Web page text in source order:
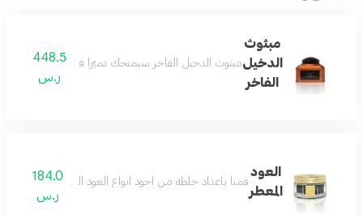
مبثوث
الدخيل
الفاخر
مبثوث الدخيل الفاخر سيمنحك تميّزاً فريداً في مناسباتك
448.5
ر.س
العود
المعطر
قمنا باعداد خلطة من اجود انواع العود الطبيعي
184.0
ر.س